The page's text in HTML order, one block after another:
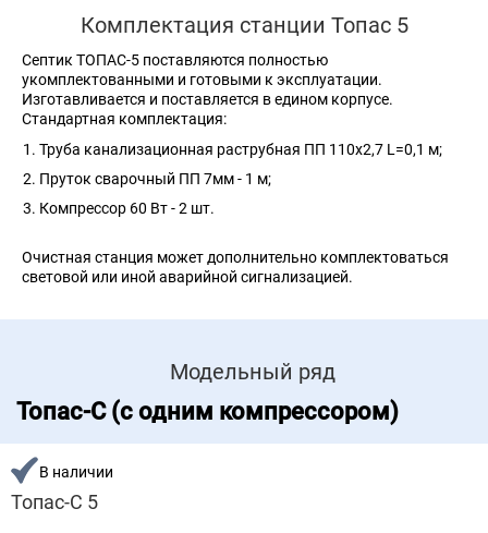
Комплектация станции Топас 5
Септик ТОПАС-5 поставляются полностью
укомплектованными и готовыми к эксплуатации.
Изготавливается и поставляется в едином корпусе.
Стандартная комплектация:
Труба канализационная раструбная ПП 110х2,7 L=0,1 м;
Пруток сварочный ПП 7мм - 1 м;
Компрессор 60 Вт - 2 шт.
Очистная станция может дополнительно комплектоваться
световой или иной аварийной сигнализацией.
Модельный ряд
Топас-С (с одним компрессором)
В наличии
Топас-С 5